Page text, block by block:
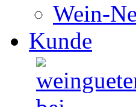
Wein-
Kunde